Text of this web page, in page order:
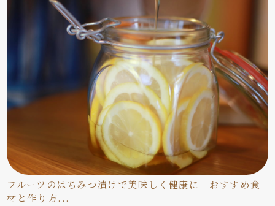
フルーツのはちみつ漬けで美味しく健康に おすすめ食
材と作り方...